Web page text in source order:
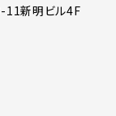
11新明ビル4F